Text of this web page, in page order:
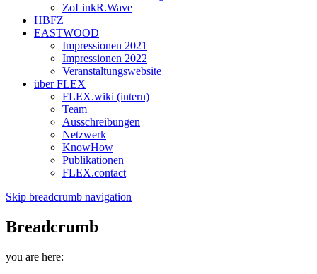
ZoLinkR.Wave
HBFZ
EASTWOOD
Impressionen 2021
Impressionen 2022
Veranstaltungswebsite
über FLEX
FLEX.wiki (intern)
Team
Ausschreibungen
Netzwerk
KnowHow
Publikationen
FLEX.contact
Skip breadcrumb navigation
Breadcrumb
you are here: